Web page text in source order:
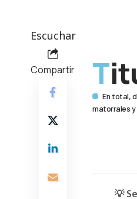
Escuchar
Compartir
En total,
matorrales y
💡